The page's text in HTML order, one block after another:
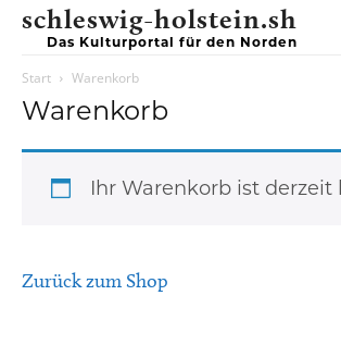
schleswig-holstein.sh
Das Kulturportal für den Norden
Start Warenkorb
Warenkorb
Ihr Warenkorb ist derzeit
Zurück zum Shop